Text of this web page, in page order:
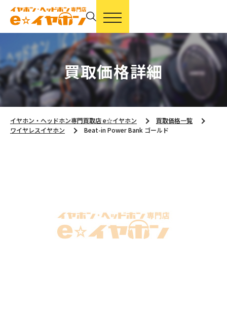
買取価格詳細
イヤホン・ヘッドホン専門買取店 e☆イヤホン
買取価格一覧
ワイヤレスイヤホン
Beat-in Power Bank ゴールド